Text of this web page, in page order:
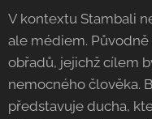
V kontextu Stambali
ale médiem.
obřadů, jejichž cílem
nemocného člověka.
představuje ducha,